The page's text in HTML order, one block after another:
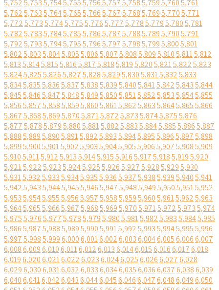
5,7525,7535,7545,7555,7565,7575,7585,7595,7605,761
5,7625,7635,7645,7655,7665,7675,7685,7695,7705,771
5,7725,7735,7745,7755,7765,7775,7785,7795,7805,781
5,7825,7835,7845,7855,7865,7875,7885,7895,7905,791
5,7925,7935,7945,7955,7965,7975,7985,7995,8005,801
5,8025,8035,8045,8055,8065,8075,8085,8095,8105,8115,812
5,8135,8145,8155,8165,8175,8185,8195,8205,8215,8225,823
5,8245,8255,8265,8275,8285,8295,8305,8315,8325,833
5,8345,8355,8365,8375,8385,8395,8405,8415,8425,8435,844
5,8455,8465,8475,8485,8495,8505,8515,8525,8535,8545,855
5,8565,8575,8585,8595,8605,8615,8625,8635,8645,8655,866
5,8675,8685,8695,8705,8715,8725,8735,8745,8755,876
5,8775,8785,8795,8805,8815,8825,8835,8845,8855,8865,887
5,8885,8895,8905,8915,8925,8935,8945,8955,8965,8975,898
5,8995,9005,9015,9025,9035,9045,9055,9065,9075,9085,909
5,9105,9115,9125,9135,9145,9155,9165,9175,9185,9195,920
5,9215,9225,9235,9245,9255,9265,9275,9285,9295,930
5,9315,9325,9335,9345,9355,9365,9375,9385,9395,9405,941
5,9425,9435,9445,9455,9465,9475,9485,9495,9505,9515,952
5,9535,9545,9555,9565,9575,9585,9595,9605,9615,9625,963
5,9645,9655,9665,9675,9685,9695,9705,9715,9725,9735,974
5,9755,9765,9775,9785,9795,9805,9815,9825,9835,9845,985
5,9865,9875,9885,9895,9905,9915,9925,9935,9945,9955,996
5,9975,9985,9996,0006,0016,0026,0036,0046,0056,0066,007
6,0086,0096,0106,0116,0126,0136,0146,0156,0166,0176,018
6,0196,0206,0216,0226,0236,0246,0256,0266,0276,028
6,0296,0306,0316,0326,0336,0346,0356,0366,0376,0386,039
6,0406,0416,0426,0436,0446,0456,0466,0476,0486,0496,050